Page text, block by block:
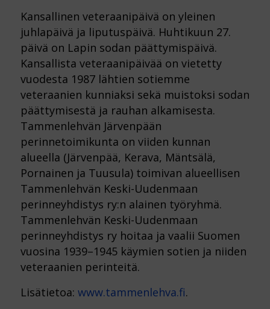
Kansallinen veteraanipäivä on yleinen
juhlapäivä ja liputuspäivä. Huhtikuun 27.
päivä on Lapin sodan päättymispäivä.
Kansallista veteraanipäivää on vietetty
vuodesta 1987 lähtien sotiemme
veteraanien kunniaksi sekä muistoksi sodan
päättymisestä ja rauhan alkamisesta.
Tammenlehvän Järvenpään
perinnetoimikunta on viiden kunnan
alueella (Järvenpää, Kerava, Mäntsälä,
Pornainen ja Tuusula) toimivan alueellisen
Tammenlehvän Keski-Uudenmaan
perinneyhdistys ry:n alainen työryhmä.
Tammenlehvän Keski-Uudenmaan
perinneyhdistys ry hoitaa ja vaalii Suomen
vuosina 1939–1945 käymien sotien ja niiden
veteraanien perinteitä.
Lisätietoa: www.tammenlehva.fi.